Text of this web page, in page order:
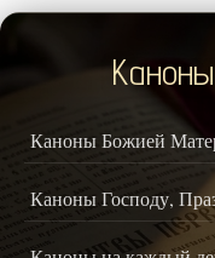
Каноны Божией
Каноны Господу,